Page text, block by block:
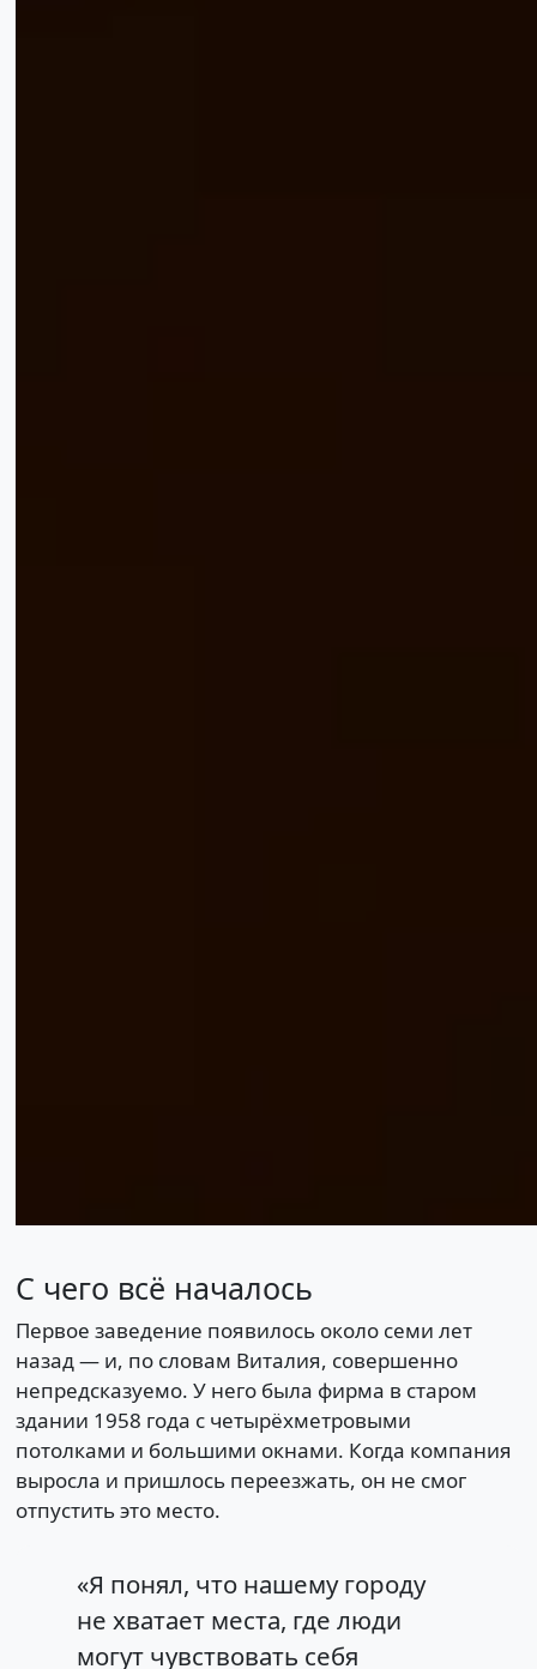
С чего всё началось
Первое заведение появилось около семи лет
назад — и, по словам Виталия, совершенно
непредсказуемо. У него была фирма в старом
здании 1958 года с четырёхметровыми
потолками и большими окнами. Когда компания
выросла и пришлось переезжать, он не смог
отпустить это место.
«Я понял, что нашему городу
не хватает места, где люди
могут чувствовать себя